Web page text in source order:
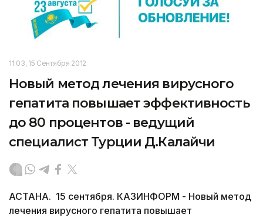
11:03, 15 Сентября 2012
Новый метод лечения вирусного
гепатита повышает эффективность
до 80 процентов - ведущий
специалист Турции Д.Калайчи
АСТАНА. 15 сентября. КАЗИНФОРМ - Новый метод
лечения вирусного гепатита повышает